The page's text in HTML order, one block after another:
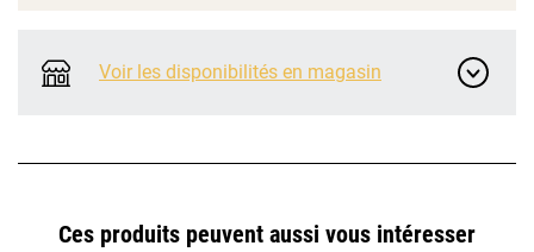
Voir les disponibilités en magasin
Ces produits peuvent aussi vous intéresser